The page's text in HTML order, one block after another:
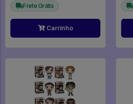
Frete Grátis
Carrinho